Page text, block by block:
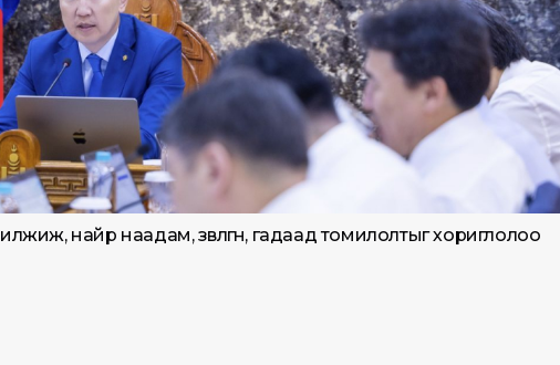
найр наадам, зөвлөгөөн, гадаад томилолтыг хориглолоо